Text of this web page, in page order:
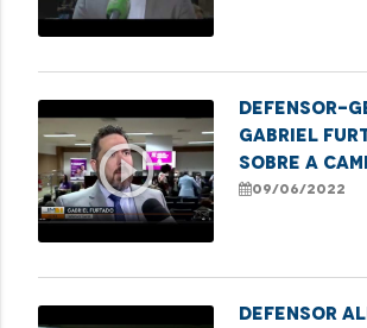
play_circle_outline
Defensor-
Gabriel
sobre a
09/06/2022
Defensor